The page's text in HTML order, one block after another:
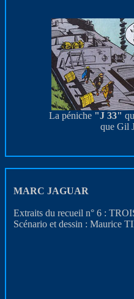
La péniche "J 33"
que Gil
MARC JAGUAR
Extraits du recueil n° 6 :
Scénario et dessin :